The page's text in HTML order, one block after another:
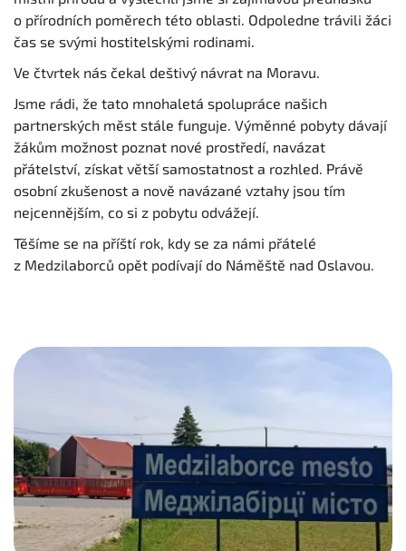
o přírodních poměrech této oblasti. Odpoledne trávili žáci
čas se svými hostitelskými rodinami.
Ve čtvrtek nás čekal deštivý návrat na Moravu.
Jsme rádi, že tato mnohaletá spolupráce našich
partnerských měst stále funguje. Výměnné pobyty dávají
žákům možnost poznat nové prostředí, navázat
přátelství, získat větší samostatnost a rozhled. Právě
osobní zkušenost a nově navázané vztahy jsou tím
nejcennějším, co si z pobytu odvážejí.
Těšíme se na příští rok, kdy se za námi přátelé
z Medzilaborců opět podívají do Náměště nad Oslavou.